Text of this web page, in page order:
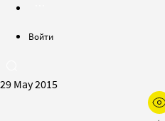
Войти
29 May 2015